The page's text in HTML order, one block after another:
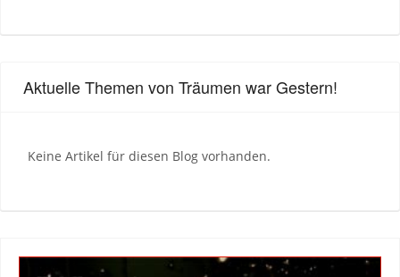
Aktuelle Themen von Träumen war Gestern!
Keine Artikel für diesen Blog vorhanden.